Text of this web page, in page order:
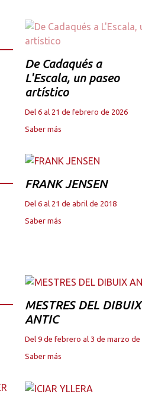
De Cadaqués a
L'Escala, un paseo
artístico
Del 6 al 21 de febrero de 2026
Saber más
FRANK JENSEN
Del 6 al 21 de abril de 2018
Saber más
MESTRES DEL DIBUIX
ANTIC
Del 9 de febrero al 3 de marzo de
Saber más